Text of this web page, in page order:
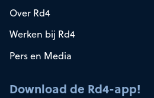
Over Rd4
Werken bij Rd4
Pers en Media
Download de Rd4-app!